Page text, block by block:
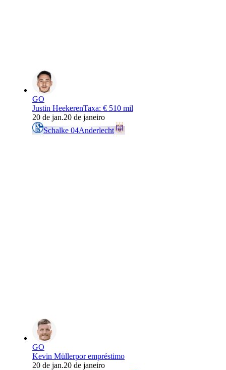
GO
Justin HeekerenTaxa: € 510 mil
20 de jan.20 de janeiro
Schalke 04Anderlecht
GO
Kevin Müllerpor empréstimo
20 de jan.20 de janeiro